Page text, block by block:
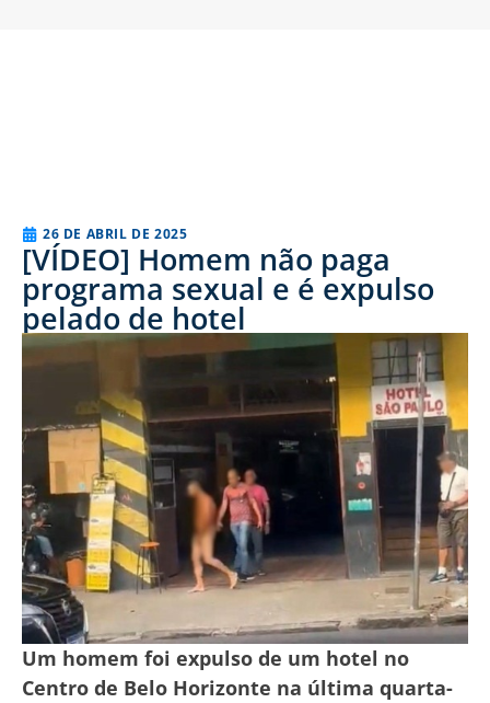
26 DE ABRIL DE 2025
[VÍDEO] Homem não paga
programa sexual e é expulso
pelado de hotel
Um homem foi expulso de um hotel no
Centro de Belo Horizonte na última quarta-